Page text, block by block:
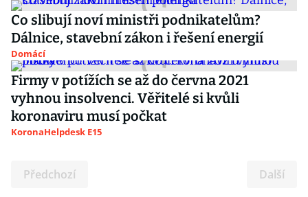
Co slibují noví ministři podnikatelům?
Dálnice, stavební zákon i řešení energií
Domácí
Firmy v potížích se až do června 2021
vyhnou insolvenci. Věřitelé si kvůli
koronaviru musí počkat
KoronaHelpdesk E15
Předchozí Další